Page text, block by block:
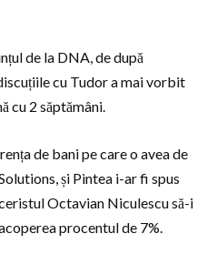
de la DNA, de după
cu Tudor a mai vorbit
cu 2 săptămâni.
de bani pe care o avea de
și Pintea i-ar fi spus
Octavian Niculescu să-i
procentul de 7%.